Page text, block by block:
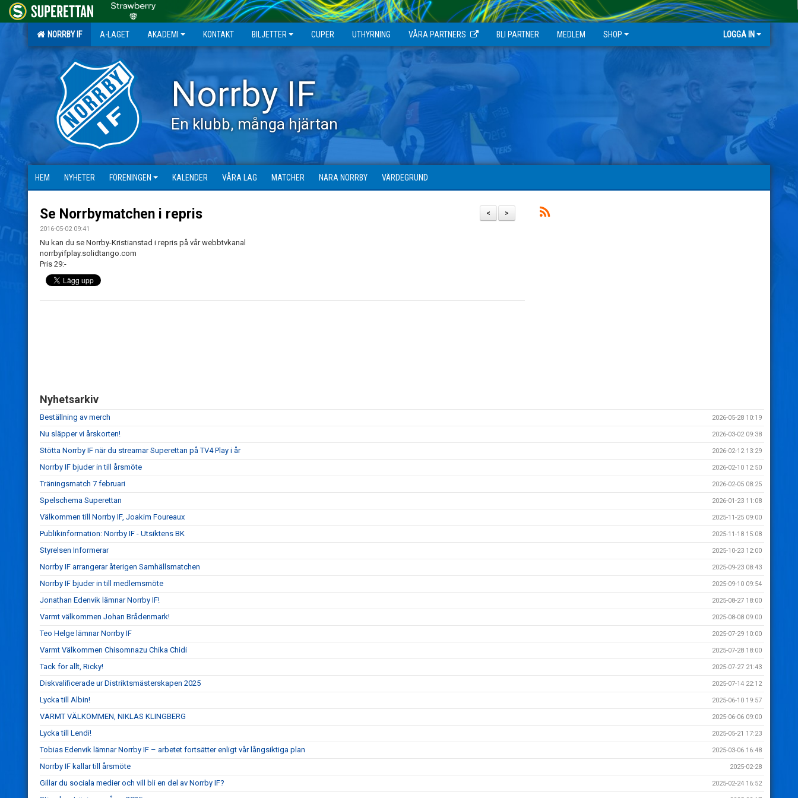
NORRBY IF A-LAGET AKADEMI KONTAKT BILJETTER CUPER UTHYRNING VÅRA PARTNERS BLI PARTNER MEDLEM SHOP LOGGA IN
Norrby IF
En klubb, många hjärtan
HEM NYHETER FÖRENINGEN KALENDER VÅRA LAG MATCHER NÄRA NORRBY VÄRDEGRUND
>
<
Se Norrbymatchen i repris
2016-05-02 09:41
Nu kan du se Norrby-Kristianstad i repris på vår webbtvkanal
norrbyifplay.solidtango.com
Pris 29:-
Nyhetsarkiv
Beställning av merch 2026-05-28 10:19
Nu släpper vi årskorten! 2026-03-02 09:38
Stötta Norrby IF när du streamar Superettan på TV4 Play i år 2026-02-12 13:29
Norrby IF bjuder in till årsmöte 2026-02-10 12:50
Träningsmatch 7 februari 2026-02-05 08:25
Spelschema Superettan 2026-01-23 11:08
Välkommen till Norrby IF, Joakim Foureaux 2025-11-25 09:00
Publikinformation: Norrby IF - Utsiktens BK 2025-11-18 15:08
Styrelsen Informerar 2025-10-23 12:00
Norrby IF arrangerar återigen Samhällsmatchen 2025-09-23 08:43
Norrby IF bjuder in till medlemsmöte 2025-09-10 09:54
Jonathan Edenvik lämnar Norrby IF! 2025-08-27 18:00
Varmt välkommen Johan Brådenmark! 2025-08-08 09:00
Teo Helge lämnar Norrby IF 2025-07-29 10:00
Varmt Välkommen Chisomnazu Chika Chidi 2025-07-28 18:00
Tack för allt, Ricky! 2025-07-27 21:43
Diskvalificerade ur Distriktsmästerskapen 2025 2025-07-14 22:12
Lycka till Albin! 2025-06-10 19:57
VARMT VÄLKOMMEN, NIKLAS KLINGBERG 2025-06-06 09:00
Lycka till Lendi! 2025-05-21 17:23
Tobias Edenvik lämnar Norrby IF – arbetet fortsätter enligt vår långsiktiga plan 2025-03-06 16:48
Norrby IF kallar till årsmöte 2025-02-28
Gillar du sociala medier och vill bli en del av Norrby IF? 2025-02-24 16:52